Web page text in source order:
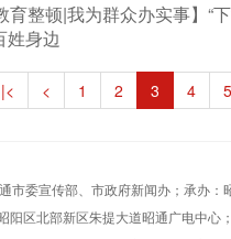
育整顿|我为群众办实事】“
姓身边
|< < 1 2 3 4 5
市委宣传部、市政府新闻办；承办：
阳区北部新区朱提大道昭通广电中心